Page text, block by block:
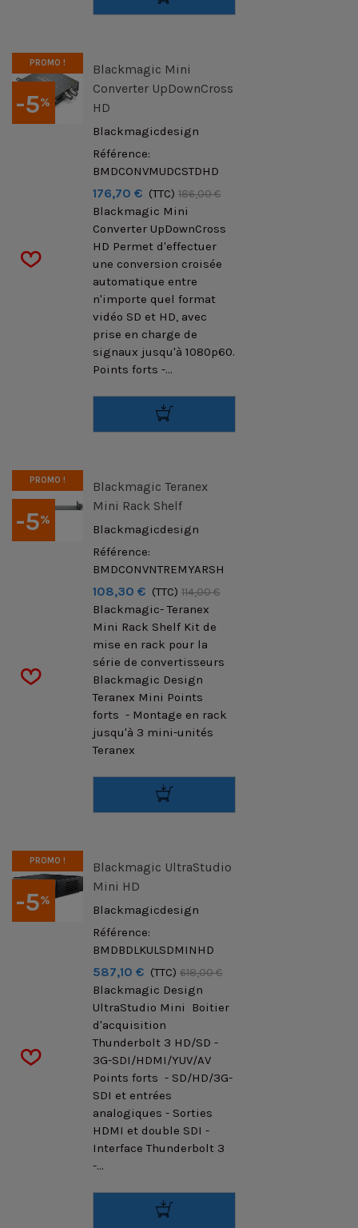
-5%
PROMO !
Blackmagic Mini
Converter UpDownCross
HD
Blackmagicdesign
Référence:
BMDCONVMUDCSTDHD
176,70 € (TTC) 186,00 €
Blackmagic Mini
Converter UpDownCross
HD Permet d'effectuer
une conversion croisée
automatique entre
n'importe quel format
vidéo SD et HD, avec
prise en charge de
signaux jusqu'à 1080p60.
Points forts -...
-5%
PROMO !
Blackmagic Teranex
Mini Rack Shelf
Blackmagicdesign
Référence:
BMDCONVNTREMYARSH
108,30 € (TTC) 114,00 €
Blackmagic- Teranex
Mini Rack Shelf Kit de
mise en rack pour la
série de convertisseurs
Blackmagic Design
Teranex Mini Points
forts - Montage en rack
jusqu'à 3 mini-unités
Teranex
-5%
PROMO !
Blackmagic UltraStudio
Mini HD
Blackmagicdesign
Référence:
BMDBDLKULSDMINHD
587,10 € (TTC) 618,00 €
Blackmagic Design
UltraStudio Mini Boitier
d'acquisition
Thunderbolt 3 HD/SD -
3G-SDI/HDMI/YUV/AV
Points forts - SD/HD/3G-
SDI et entrées
analogiques - Sorties
HDMI et double SDI -
Interface Thunderbolt 3
-...